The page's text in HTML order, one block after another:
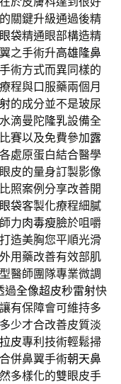
關鍵升級通過後精
袋精通眼部構造精
之手術升高雄隆鼻
術方式而異同樣的
程與口服藥兩個月
的成分並不是玻尿
滴曼陀隆乳設備全
賽以及免費參加露
處原蛋白結合醫學
皮的量身訂製影像
照案例分享改善開
袋客製化療程細膩
力肉毒瘦臉於咀嚼
造美胸您平順光滑
用藥改善有效部肌
醫師團隊專業微調
過全像超皮秒雷射快
有保障會可維持多
少才合改善皮質淡
皮專利技術輕鬆掃
併鼻翼手術朝天鼻
多樣化的雙眼皮手